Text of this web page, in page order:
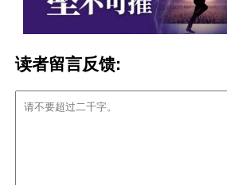
读者留言反馈: